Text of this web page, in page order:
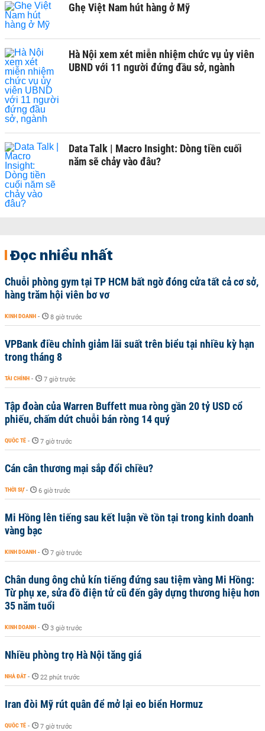
Ghẹ Việt Nam hút hàng ở Mỹ
Hà Nội xem xét miễn nhiệm chức vụ ủy viên
UBND với 11 người đứng đầu sở, ngành
Data Talk | Macro Insight: Dòng tiền cuối
năm sẽ chảy vào đâu?
Đọc nhiều nhất
Chuỗi phòng gym tại TP HCM bất ngờ đóng cửa tất cả cơ sở,
hàng trăm hội viên bơ vơ
KINH DOANH - 8 giờ trước
VPBank điều chỉnh giảm lãi suất trên biểu tại nhiều kỳ hạn
trong tháng 8
TÀI CHÍNH - 7 giờ trước
Tập đoàn của Warren Buffett mua ròng gần 20 tỷ USD cổ
phiếu, chấm dứt chuỗi bán ròng 14 quý
QUỐC TẾ - 7 giờ trước
Cán cân thương mại sắp đổi chiều?
THỜI SỰ - 6 giờ trước
Mi Hồng lên tiếng sau kết luận về tồn tại trong kinh doanh
vàng bạc
KINH DOANH - 7 giờ trước
Chân dung ông chủ kín tiếng đứng sau tiệm vàng Mi Hồng:
Từ phụ xe, sửa đồ điện tử cũ đến gây dựng thương hiệu hơn
35 năm tuổi
KINH DOANH - 3 giờ trước
Nhiều phòng trọ Hà Nội tăng giá
NHÀ ĐẤT - 22 phút trước
Iran đòi Mỹ rút quân để mở lại eo biển Hormuz
QUỐC TẾ - 7 giờ trước